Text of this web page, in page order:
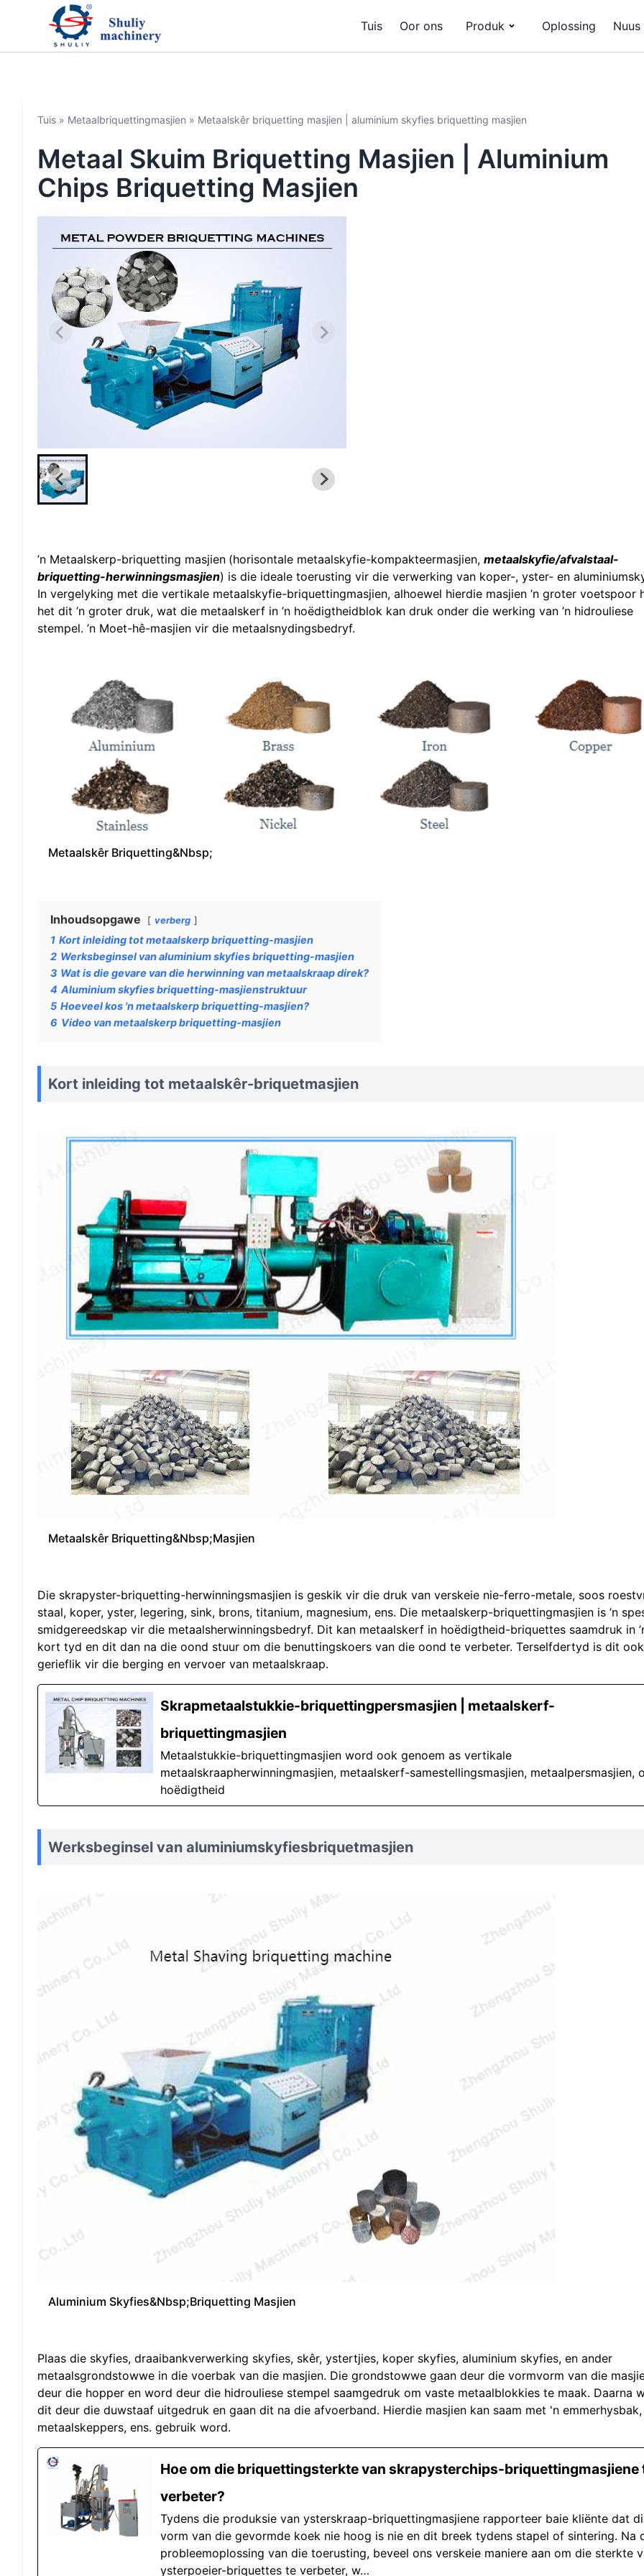
Tuis Oor ons Produk Oplossing Nuus
Tuis » Metaalbriquettingmasjien » Metaalskêr briquetting masjien | aluminium skyfies briquetting masjien
Metaal Skuim Briquetting Masjien | Aluminium
Chips Briquetting Masjien
’n Metaalskerp-briquetting masjien (horisontale metaalskyfie-kompakteermasjien, metaalskyfie/afvalstaal-
briquetting-herwinningsmasjien) is die ideale toerusting vir die verwerking van koper-, yster- en
In vergelyking met die vertikale metaalskyfie-briquettingmasjien, alhoewel hierdie masjien ’n groter voetspoor
het dit ’n groter druk, wat die metaalskerf in ’n hoëdigtheidblok kan druk onder die werking van ’n hidrouliese
stempel. ’n Moet-hê-masjien vir die metaalsnydingsbedryf.
Metaalskêr Briquetting&Nbsp;
Inhoudsopgawe verberg
1 Kort inleiding tot metaalskerp briquetting-masjien
2 Werksbeginsel van aluminium skyfies briquetting-masjien
3 Wat is die gevare van die herwinning van metaalskraap direk?
4 Aluminium skyfies briquetting-masjienstruktuur
5 Hoeveel kos 'n metaalskerp briquetting-masjien?
6 Video van metaalskerp briquetting-masjien
Kort inleiding tot metaalskêr-briquetmasjien
Metaalskêr Briquetting&Nbsp;Masjien
Die skrapyster-briquetting-herwinningsmasjien is geskik vir die druk van verskeie nie-ferro-metale, soos
staal, koper, yster, legering, sink, brons, titanium, magnesium, ens. Die metaalskerp-briquettingmasjien is ’n
smidgereedskap vir die metaalsherwinningsbedryf. Dit kan metaalskerf in hoëdigtheid-briquettes saamdruk in
kort tyd en dit dan na die oond stuur om die benuttingskoers van die oond te verbeter. Terselfdertyd is dit ook
gerieflik vir die berging en vervoer van metaalskraap.
Skrapmetaalstukkie-briquettingpersmasjien | metaalskerf-
briquettingmasjien
Metaalstukkie-briquettingmasjien word ook genoem as vertikale
metaalskraapherwinningmasjien, metaalskerf-samestellingsmasjien, metaalpersmasjien,
hoëdigtheid
Werksbeginsel van aluminiumskyfiesbriquetmasjien
Aluminium Skyfies&Nbsp;Briquetting Masjien
Plaas die skyfies, draaibankverwerking skyfies, skêr, ystertjies, koper skyfies, aluminium skyfies, en ander
metaalsgrondstowwe in die voerbak van die masjien. Die grondstowwe gaan deur die vormvorm van die
deur die hopper en word deur die hidrouliese stempel saamgedruk om vaste metaalblokkies te maak. Daarna
dit deur die duwstaaf uitgedruk en gaan dit na die afvoerband. Hierdie masjien kan saam met 'n emmerhysbak,
metaalskeppers, ens. gebruik word.
Hoe om die briquettingsterkte van skrapysterchips-briquettingmasjiene
verbeter?
Tydens die produksie van ysterskraap-briquettingmasjiene rapporteer baie kliënte dat
vorm van die gevormde koek nie hoog is nie en dit breek tydens stapel of sintering. Na
probleemoplossing van die toerusting, beveel ons verskeie maniere aan om die sterkte
ysterpoeier-briquettes te verbeter, w…